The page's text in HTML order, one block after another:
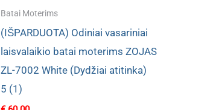
Batai Moterims
(IŠPARDUOTA) Odiniai vasariniai
laisvalaikio batai moterims ZOJAS
ZL-7002 White (Dydžiai atitinka)
5 (1)